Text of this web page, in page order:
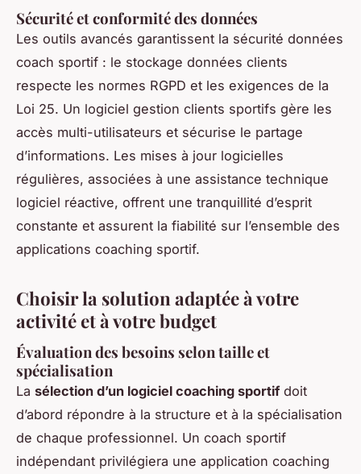
Sécurité et conformité des données
Les outils avancés garantissent la sécurité données
coach sportif : le stockage données clients
respecte les normes RGPD et les exigences de la
Loi 25. Un logiciel gestion clients sportifs gère les
accès multi-utilisateurs et sécurise le partage
d’informations. Les mises à jour logicielles
régulières, associées à une assistance technique
logiciel réactive, offrent une tranquillité d’esprit
constante et assurent la fiabilité sur l’ensemble des
applications coaching sportif.
Choisir la solution adaptée à votre
activité et à votre budget
Évaluation des besoins selon taille et
spécialisation
La sélection d’un logiciel coaching sportifdoit
d’abord répondre à la structure et à la spécialisation
de chaque professionnel. Un coach sportif
indépendant privilégiera une application coaching